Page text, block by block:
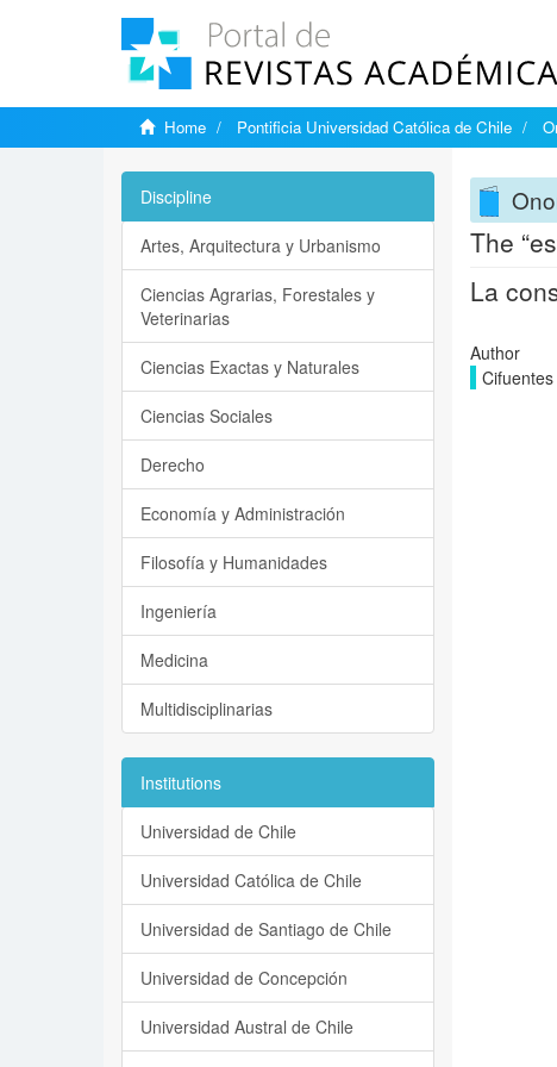
Home Pontificia Universidad Católica de Chile
The
La
Author
Discipline
Artes, Arquitectura y Urbanismo
Ciencias Agrarias, Forestales y
Veterinarias
Ciencias Exactas y Naturales
Ciencias Sociales
Derecho
Economía y Administración
Filosofía y Humanidades
Ingeniería
Medicina
Multidisciplinarias
Institutions
Universidad de Chile
Universidad Católica de Chile
Universidad de Santiago de Chile
Universidad de Concepción
Universidad Austral de Chile